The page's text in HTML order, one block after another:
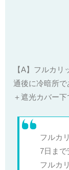
【A】フルカ
通後に冷暗所
＋遮光カバー下
フルカ
7日まで
フルカ